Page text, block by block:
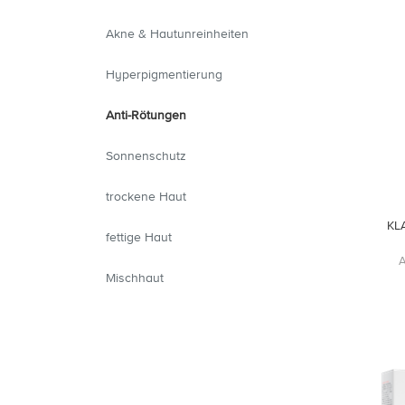
Akne & Hautunreinheiten
Hyperpigmentierung
Anti-Rötungen
Sonnenschutz
trockene Haut
fettige Haut
Mischhaut